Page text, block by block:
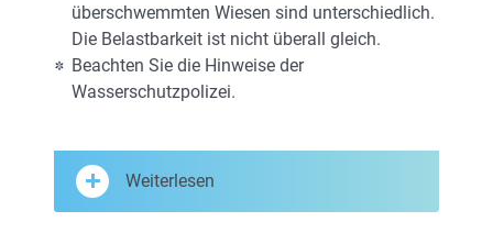
überschwemmten Wiesen sind unterschiedlich.
Die Belastbarkeit ist nicht überall gleich.
Beachten Sie die Hinweise der
Wasserschutzpolizei.
Weiterlesen